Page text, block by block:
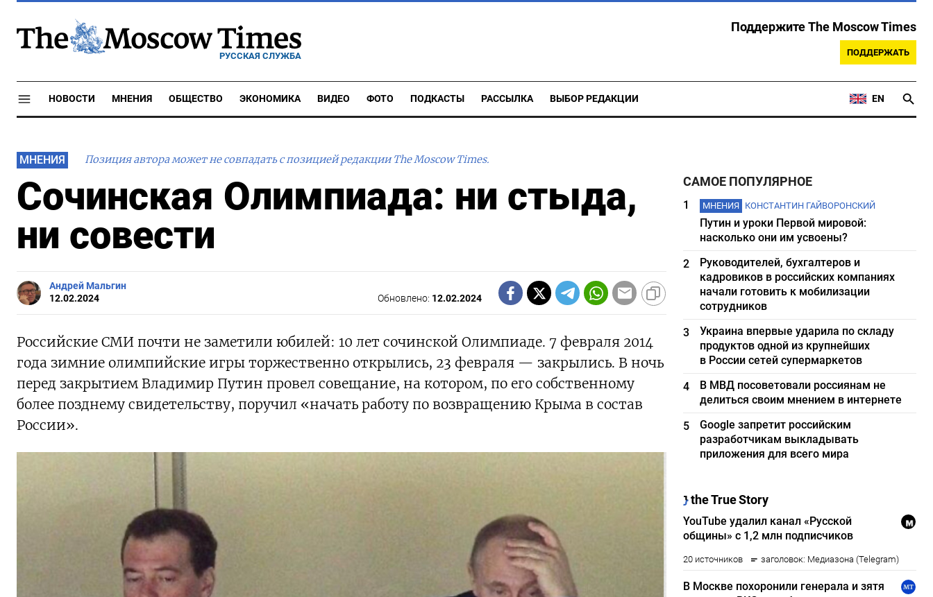
РУССКАЯ СЛУЖБА
Поддержите The Moscow Times
ПОДДЕРЖАТЬ
НОВОСТИ МНЕНИЯ ОБЩЕСТВО ЭКОНОМИКА ВИДЕО ФОТО ПОДКАСТЫ РАССЫЛКА ВЫБОР РЕДАКЦИИ EN
МНЕНИЯ Позиция автора может не совпадать с позицией редакции The Moscow Times.
Сочинская Олимпиада: ни стыда,
ни совести
Андрей Мальгин
12.02.2024
Обновлено: 12.02.2024
Российские СМИ почти не заметили юбилей: 10 лет сочинской Олимпиаде. 7 февраля 2014
года зимние олимпийские игры торжественно открылись, 23 февраля — закрылись. В ночь
перед закрытием Владимир Путин провел совещание, на котором, по его собственному
более позднему свидетельству, поручил «начать работу по возвращению Крыма в состав
России».
САМОЕ ПОПУЛЯРНОЕ
1 МНЕНИЯ КОНСТАНТИН ГАЙВОРОНСКИЙ
Путин и уроки Первой мировой:
насколько они им усвоены?
2
Руководителей, бухгалтеров и
кадровиков в российских компаниях
начали готовить к мобилизации
сотрудников
3
Украина впервые ударила по складу
продуктов одной из крупнейших
в России сетей супермаркетов
4
В МВД посоветовали россиянам не
делиться своим мнением в интернете
5
Google запретит российским
разработчикам выкладывать
приложения для всего мира